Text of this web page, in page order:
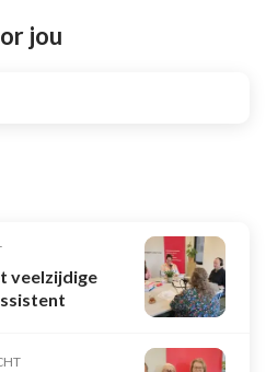
jou
veelzijdige